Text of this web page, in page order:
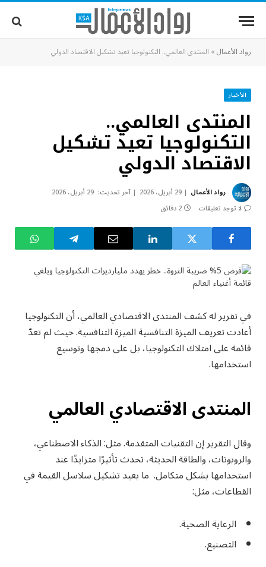
رواد الأعمال» المنتدى العالمي.. التكنولوجيا تعيد تشكيل الاقتصاد الدولي
الأخبار
المنتدى العالمي..
التكنولوجيا تعيد تشكيل
الاقتصاد الدولي
رواد الأعمال 29 أبريل، 2026 آخر تحديث: 29 أبريل، 2026
لا توجد تعليقات
2 دقائق
في تقرير له كشف المنتدى الاقتصادي العالمي، أن التكنولوجيا
أعادت تعريف الميزة التنافسية الميزة التنافسية. حيث لم تعدّ
قائمة على امتلاك التكنولوجيا، بل على دمجها وتوسيع
استخدامها.
المنتدى الاقتصادي العالمي
وقال التقرير إن التقنيات المتقدمة. مثل: الذكاء الاصطناعي،
والروبوتات، والطاقة الحديثة، تحدث تأثيرًا متزايدًا عند
استخدامها بشكل متكامل. ما يعيد تشكيل سلاسل القيمة في
القطاعات، مثل:
الرعاية الصحية.
التصنيع.